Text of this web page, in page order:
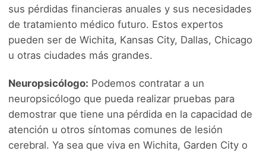
sus pérdidas financieras anuales y sus necesidades
de tratamiento médico futuro. Estos expertos
pueden ser de Wichita, Kansas City, Dallas, Chicago
u otras ciudades más grandes.
Neuropsicólogo: Podemos contratar a un
neuropsicólogo que pueda realizar pruebas para
demostrar que tiene una pérdida en la capacidad de
atención u otros síntomas comunes de lesión
cerebral. Ya sea que viva en Wichita, Garden City o